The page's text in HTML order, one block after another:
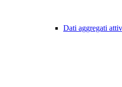
Dati aggregati